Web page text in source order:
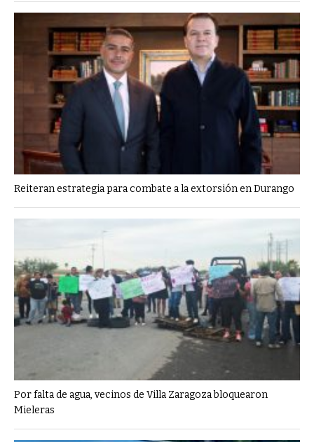
Reiteran estrategia para combate a la extorsión en Durango
Por falta de agua, vecinos de Villa Zaragoza bloquearon
Mieleras